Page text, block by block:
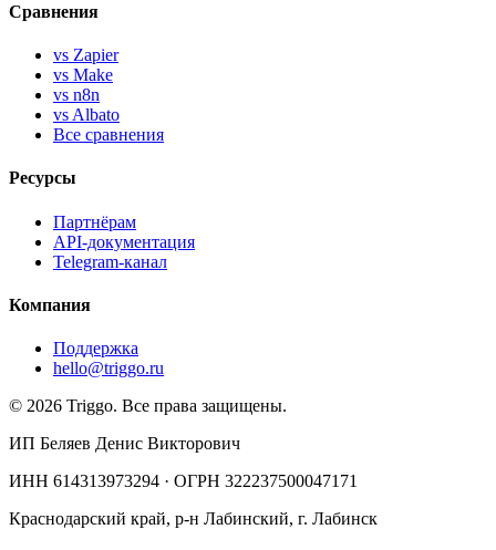
Сравнения
vs Zapier
vs Make
vs n8n
vs Albato
Все сравнения
Ресурсы
Партнёрам
API-документация
Telegram-канал
Компания
Поддержка
hello@triggo.ru
© 2026 Triggo. Все права защищены.
ИП Беляев Денис Викторович
ИНН 614313973294 · ОГРН 322237500047171
Краснодарский край, р-н Лабинский, г. Лабинск